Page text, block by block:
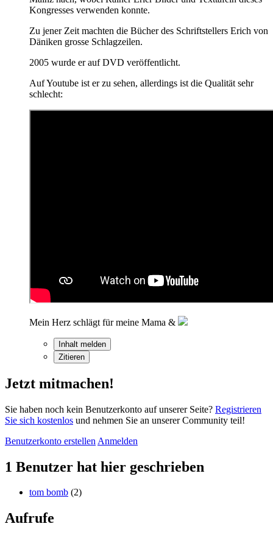
Kongresses verwenden konnte.
Zu jener Zeit machten die Bücher des Schriftstellers Erich von
Däniken grosse Schlagzeilen.
2005 wurde er auf DVD veröffentlicht.
Auf Youtube ist er zu sehen, allerdings ist die Qualität sehr
schlecht:
Mein Herz schlägt für meine Mama &
Inhalt melden
Zitieren
Jetzt mitmachen!
Sie haben noch kein Benutzerkonto auf unserer Seite? Registrieren
Sie sich kostenlos und nehmen Sie an unserer Community teil!
Benutzerkonto erstellen Anmelden
1 Benutzer hat hier geschrieben
tom bomb (2)
Aufrufe